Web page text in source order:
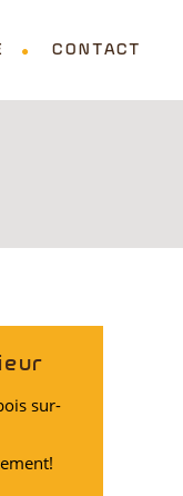
CONTACT
sur-